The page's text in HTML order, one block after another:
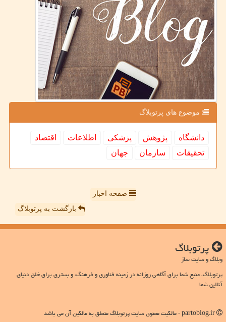
موضوع های پرتوبلاگ
دانشگاه پژوهش پزشكی اطلاعات
اقتصاد
تحقیقات
سازمان جهان
صفحه اخبار
بازگشت به پرتوبلاگ
پرتوبلاگ
وبلاگ و سایت ساز
پرتوبلاگ، منبع شما برای آگاهی روزانه در زمینه فناوری و فرهنگ، و بستری برای خلق دنیای
آنلاین شما